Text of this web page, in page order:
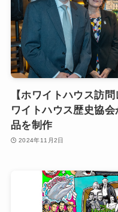
【ホワイトハウス訪
ワイトハウス歴史協
品を制作
2024年11月2日